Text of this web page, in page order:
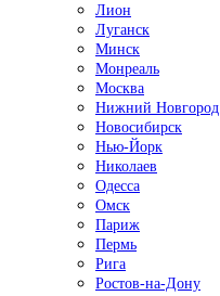
Лион
Луганск
Минск
Монреаль
Москва
Нижний Новгород
Новосибирск
Нью-Йорк
Николаев
Одесса
Омск
Париж
Пермь
Рига
Ростов-на-Дону